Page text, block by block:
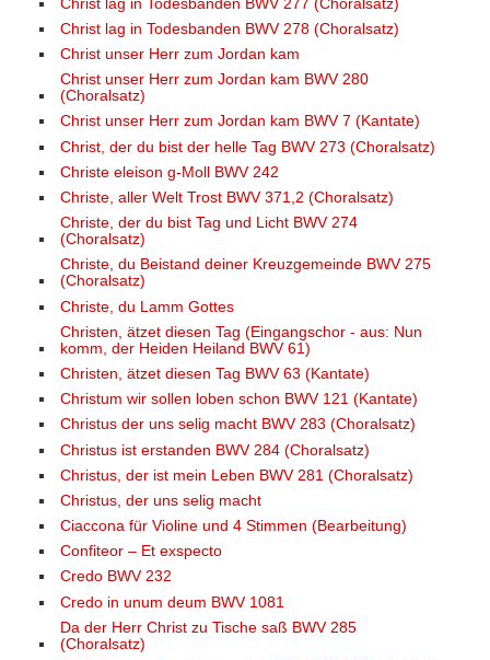
Christ lag in Todesbanden BWV 277 (Choralsatz)
Christ lag in Todesbanden BWV 278 (Choralsatz)
Christ unser Herr zum Jordan kam
Christ unser Herr zum Jordan kam BWV 280
(Choralsatz)
Christ unser Herr zum Jordan kam BWV 7 (Kantate)
Christ, der du bist der helle Tag BWV 273 (Choralsatz)
Christe eleison g-Moll BWV 242
Christe, aller Welt Trost BWV 371,2 (Choralsatz)
Christe, der du bist Tag und Licht BWV 274
(Choralsatz)
Christe, du Beistand deiner Kreuzgemeinde BWV 275
(Choralsatz)
Christe, du Lamm Gottes
Christen, ätzet diesen Tag (Eingangschor - aus: Nun
komm, der Heiden Heiland BWV 61)
Christen, ätzet diesen Tag BWV 63 (Kantate)
Christum wir sollen loben schon BWV 121 (Kantate)
Christus der uns selig macht BWV 283 (Choralsatz)
Christus ist erstanden BWV 284 (Choralsatz)
Christus, der ist mein Leben BWV 281 (Choralsatz)
Christus, der uns selig macht
Ciaccona für Violine und 4 Stimmen (Bearbeitung)
Confiteor – Et exspecto
Credo BWV 232
Credo in unum deum BWV 1081
Da der Herr Christ zu Tische saß BWV 285
(Choralsatz)